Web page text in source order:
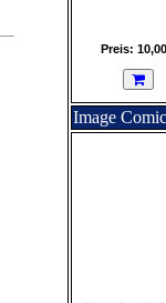
Preis:
Image